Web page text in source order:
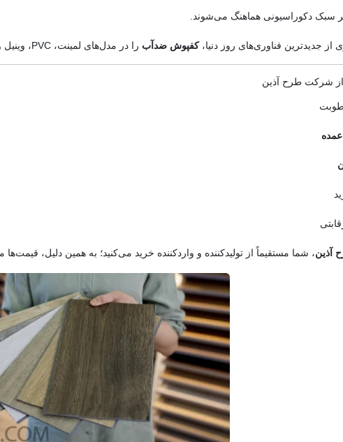
سبک دکوراسیونی هماهنگ می‌شوند.
از جدیدترین فناوری‌های روز دنیا،کفپوش ضدآب را در مدل‌های لمینت، PVC، وینیل و سنگی عرضه می‌کند تا مشتریان بتوانند بهترین انتخاب را داشته باشند.
شرکت طرح آذین
آذین، شما مستقیماً از تولیدکننده و واردکننده خرید می‌کنید؛ به همین دلیل،